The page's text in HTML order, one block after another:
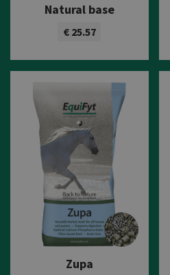
Natural base
€ 25.57
Zupa